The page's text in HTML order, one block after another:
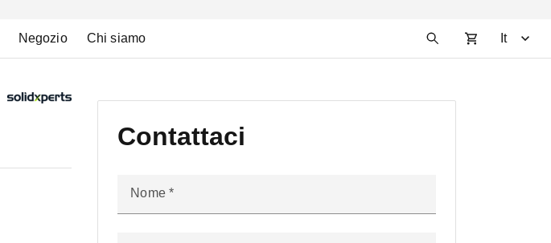
Negozio Chi siamo It
Contattaci
Nome